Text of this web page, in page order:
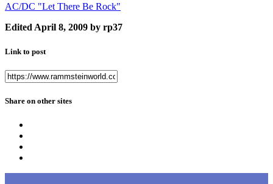
AC/DC "Let There Be Rock"
Edited April 8, 2009 by rp37
Link to post
Share on other sites